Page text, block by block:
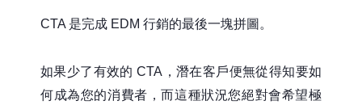
CTA 是完成 EDM 行銷的最後一塊拼圖。
如果少了有效的 CTA，潛在客戶便無從得知要如
何成為您的消費者，而這種狀況您絕對會希望極